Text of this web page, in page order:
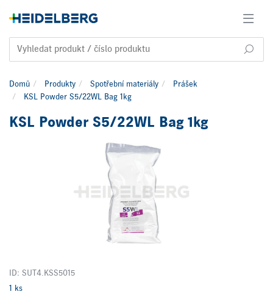
Domů Produkty Spotřební materiály
Prášek
KSL Powder S5/22WL Bag 1kg
KSL Powder S5/22WL Bag 1kg
ID: SUT4.KSS5015
1 ks